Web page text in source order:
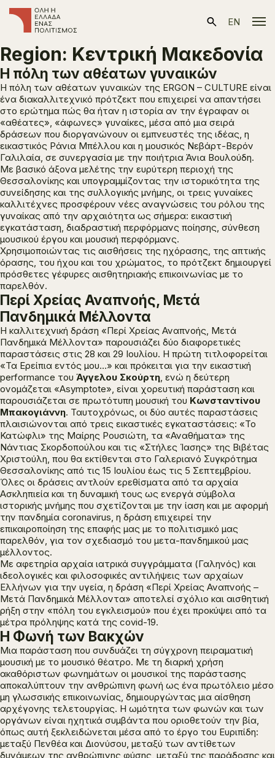
EN
Region: Κεντρική Μακεδονία
Η πόλη των αθέατων γυναικών
Η πόλη των αθέατων γυναικών της ERGON – CULTURE είναι
ένα διακαλλιτεχνικό πρότζεκτ που επιχειρεί να απαντήσει
στο ερώτημα πώς θα ήταν η ιστορία αν την έγραφαν οι
«αθέατες», «άφωνες» γυναίκες, μέσα από μια σειρά
δράσεων που διοργανώνουν οι εμπνευστές της ιδέας, η
εικαστικός Ράνια Μπέλλου και η μουσικός Νεβάρτ-Βερόν
Γαλιλαία, σε συνεργασία με την ποιήτρια Άνια Βουλούδη.
Με βασικό άξονα μελέτης την ευρύτερη περιοχή της
Θεσσαλονίκης και υπογραμμίζοντας την ιστορικότητα της
συνείδησης και της συλλογικής μνήμης, οι τρεις γυναίκες
καλλιτέχνες προσφέρουν νέες αναγνώσεις του ρόλου της
γυναίκας από την αρχαιότητα ως σήμερα: εικαστική
εγκατάσταση, διαδραστική περφόρμανς ποίησης, σύνθεση
μουσικού έργου και μουσική περφόρμανς.
Χρησιμοποιώντας τις αισθήσεις της ηχόρασης, της απτικής
όρασης, του ήχου και του χρώματος, το πρότζεκτ δημιουργεί
πρόσθετες γέφυρες αισθητηριακής επικοινωνίας με το
παρελθόν.
Περί Χρείας Αναπνοής, Μετά
Πανδημικά Μέλλοντα
H καλλιτεχνική δράση «Περί Χρείας Αναπνοής, Μετά
Πανδημικά Μέλλοντα» παρουσιάζει δύο διαφορετικές
παραστάσεις στις 28 και 29 Ιουλίου. Η πρώτη τιτλοφορείται
«Τα Ερείπια εντός μου…» και πρόκειται για την εικαστική
performance του Άγγελου Σκούρτη, ενώ η δεύτερη
ονομάζεται «Asymptote», είναι χορευτική παράσταση και
παρουσιάζεται σε πρωτότυπη μουσική του Κωνσταντίνου
Μπακογιάννη. Ταυτοχρόνως, οι δύο αυτές παραστάσεις
πλαισιώνονται από τρεις εικαστικές εγκαταστάσεις: «Το
Κατώφλι» της Μαίρης Ρουσιώτη, τα «Αναθήματα» της
Νάντιας Σκορδοπούλου και τις «Στήλες Ίασης» της Βιβέτας
Χριστούλη, που θα εκτίθενται στο Γαλεριανό Συγκρότημα
Θεσσαλονίκης από τις 15 Ιουλίου έως τις 5 Σεπτεμβρίου.
Όλες οι δράσεις αντλούν ερεθίσματα από τα αρχαία
Ασκληπιεία και τη δυναμική τους ως ενεργά σύμβολα
ιστορικής μνήμης που σχετίζονται με την ίαση και με αφορμή
την πανδημία coronavirus, η δράση επιχειρεί την
επικαιροποίηση της επαφής μας με το πολιτισμικό μας
παρελθόν, για τον σχεδιασμό του μετα-πανδημικού μας
μέλλοντος.
Με αφετηρία αρχαία ιατρικά συγγράμματα (Γαληνός) και
ιδεολογικές και φιλοσοφικές αντιλήψεις των αρχαίων
Ελλήνων για την υγεία, η δράση «Περί Χρείας Αναπνοής –
Μετά Πανδημικά Μέλλοντα» αποτελεί σχόλιο και αισθητική
ρήξη στην «πόλη του εγκλεισμού» που έχει προκύψει από τα
μέτρα πρόληψης κατά της covid-19.
Η Φωνή των Βακχών
Μια παράσταση που συνδυάζει τη σύγχρονη πειραματική
μουσική με το μουσικό θέατρο. Με τη διαρκή χρήση
ακαθόριστων φωνημάτων οι μουσικοί της παράστασης
αποκαλύπτουν την ανθρώπινη φωνή ως ένα πρωτόλειο μέσο
μη γλωσσικής επικοινωνίας, δημιουργώντας μια αίσθηση
αρχέγονης τελετουργίας. Η ωμότητα των φωνών και των
οργάνων είναι ηχητικά συμβάντα που οριοθετούν την βία,
όπως αυτή ξεκλειδώνεται μέσα από το έργο του Ευριπίδη:
μεταξύ Πενθέα και Διονύσου, μεταξύ των αντίθετων
δυνάμεων της ανθρώπινης φύσης, μεταξύ της παράδοσης και